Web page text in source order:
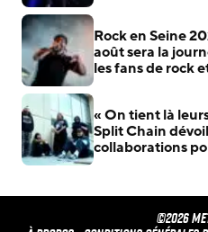
Rock en Seine
août sera la
les fans de rock
« On tient là
Split Chain
collaborations
©2026